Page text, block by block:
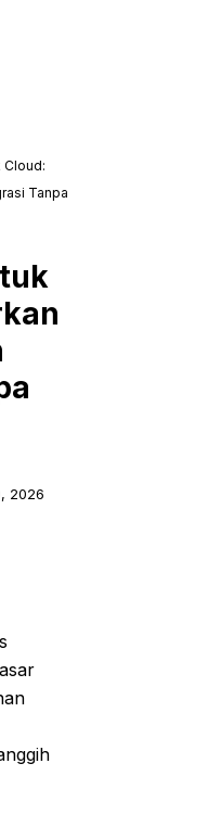
Cloud:
Tanpa
2026